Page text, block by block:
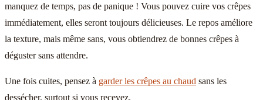
manquez de temps, pas de panique ! Vous pouvez cuire vos crêpes
immédiatement, elles seront toujours délicieuses. Le repos améliore
la texture, mais même sans, vous obtiendrez de bonnes crêpes à
déguster sans attendre.
Une fois cuites, pensez à garder les crêpes au chaud sans les
dessécher, surtout si vous recevez.